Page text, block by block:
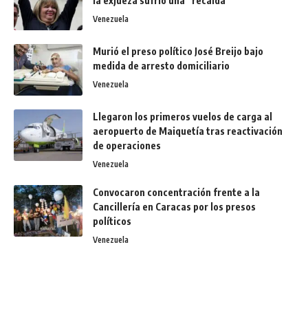
Venezuela
Murió el preso político José Breijo bajo
medida de arresto domiciliario
Venezuela
Llegaron los primeros vuelos de carga al
aeropuerto de Maiquetía tras reactivación
de operaciones
Venezuela
Convocaron concentración frente a la
Cancillería en Caracas por los presos
políticos
Venezuela